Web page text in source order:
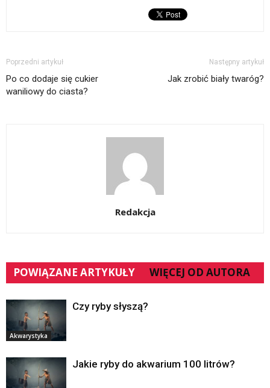
Poprzedni artykuł
Po co dodaje się cukier
waniliowy do ciasta?
Następny artykuł
Jak zrobić biały twaróg?
Redakcja
POWIĄZANE ARTYKUŁY WIĘCEJ OD AUTORA
Akwarystyka
Czy ryby słyszą?
Jakie ryby do akwarium 100 litrów?